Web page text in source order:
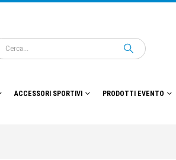
ACCESSORI SPORTIVI PRODOTTI EVENTO